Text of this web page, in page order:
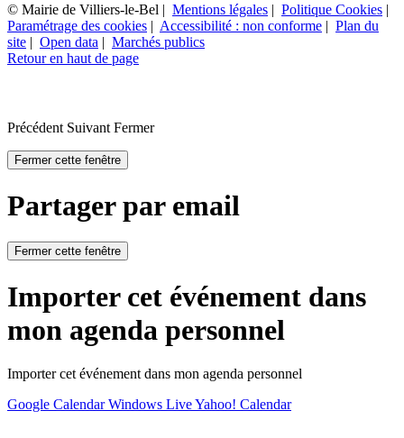
© Mairie de Villiers-le-Bel | Mentions légales | Politique Cookies |
Paramétrage des cookies | Accessibilité : non conforme | Plan du
site | Open data | Marchés publics
Retour en haut de page
Précédent Suivant Fermer
Fermer cette fenêtre
Partager par email
Fermer cette fenêtre
Importer cet événement dans
mon agenda personnel
Importer cet événement dans mon agenda personnel
Google CalendarWindows LiveYahoo! Calendar